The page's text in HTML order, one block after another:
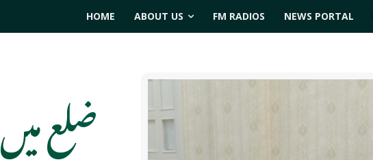
HOME ABOUT US FM RADIOS NEWS PORTAL
ضلع